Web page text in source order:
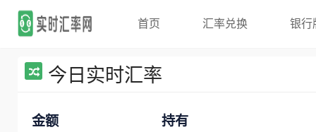
首页 汇率兑换 银行
今日实时汇率
金额 持有